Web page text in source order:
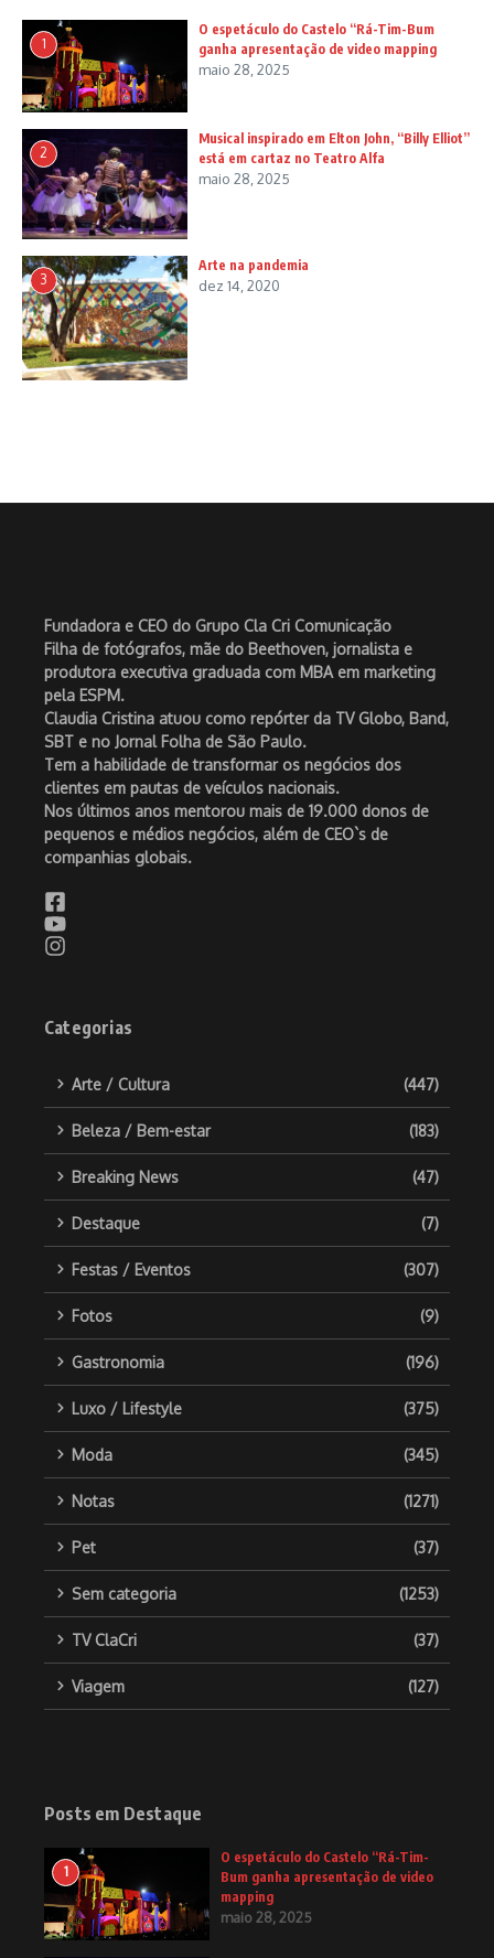
1
O espetáculo do Castelo “Rá-Tim-Bum
ganha apresentação de video mapping
maio 28, 2025
2
Musical inspirado em Elton John, “Billy Elliot”
está em cartaz no Teatro Alfa
maio 28, 2025
3
Arte na pandemia
dez 14, 2020
Fundadora e CEO do Grupo Cla Cri Comunicação
Filha de fotógrafos, mãe do Beethoven, jornalista e
produtora executiva graduada com MBA em marketing
pela ESPM.
Claudia Cristina atuou como repórter da TV Globo, Band,
SBT e no Jornal Folha de São Paulo.
Tem a habilidade de transformar os negócios dos
clientes em pautas de veículos nacionais.
Nos últimos anos mentorou mais de 19.000 donos de
pequenos e médios negócios, além de CEO`s de
companhias globais.
Categorias
Arte / Cultura (447)
Beleza / Bem-estar (183)
Breaking News (47)
Destaque (7)
Festas / Eventos (307)
Fotos (9)
Gastronomia (196)
Luxo / Lifestyle (375)
Moda (345)
Notas (1271)
Pet (37)
Sem categoria (1253)
TV ClaCri (37)
Viagem (127)
Posts em Destaque
1
O espetáculo do Castelo “Rá-Tim-
Bum ganha apresentação de video
mapping
maio 28, 2025